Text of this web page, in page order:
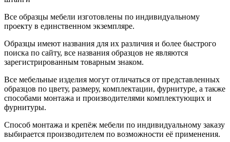
Все образцы мебели изготовлены по индивидуальному
проекту в единственном экземпляре.
Образцы имеют названия для их различия и более быстрого
поиска по сайту, все названия образцов не являются
зарегистрированным товарным знаком.
Все мебельные изделия могут отличаться от представленных
образцов по цвету, размеру, комплектации, фурнитуре, а также
способами монтажа и производителями комплектующих и
фурнитуры.
Способ монтажа и крепёж мебели по индивидуальному заказу
выбирается производителем по возможности её применения.